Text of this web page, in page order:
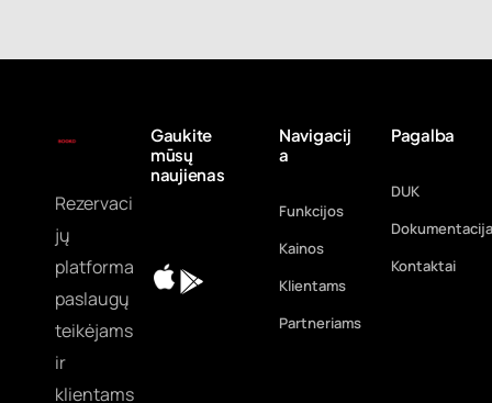
Rezervaci
jų
platforma
paslaugų
teikėjams
ir
klientams
Navigacij
a
Funkcijos
Kainos
Klientams
Partneriams
Pagalba
DUK
Dokumentacija
Kontaktai
Gaukite
mūsų
naujienas